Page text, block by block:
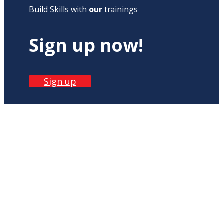
Build Skills with ourtrainings
Sign up now!
Sign up